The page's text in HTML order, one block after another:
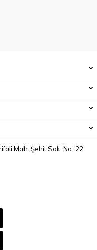
Mah. Şehit Sok. No: 22